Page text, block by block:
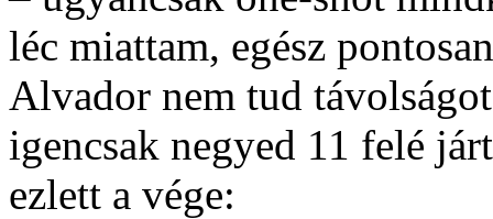
léc miattam, egész
Alvador nem tud
igencsak negyed 11 felé
ezlett a vége: